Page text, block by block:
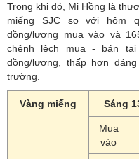
Trong khi đó, Mi Hồng là
miếng SJC so với hôm
đồng/lượng mua vào và
chênh lệch mua - bán
đồng/lượng, thấp hơn
trường.
Vàng miếng Sáng
Mua
vào